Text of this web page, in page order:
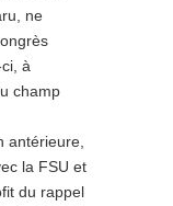
ne
à
champ
antérieure,
la FSU et
du rappel